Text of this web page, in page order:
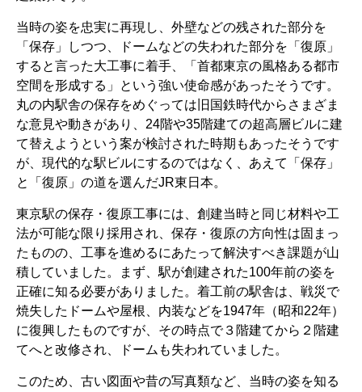
当時の姿を忠実に再現し、外壁などの残された部分を
「保存」しつつ、ドームなどの失われた部分を「復原」
すると言った大工事に着手、「首都東京の風格ある都市
空間を形成する」という強い使命感があったそうです。
丸の内駅舎の保存をめぐっては旧国鉄時代からさまざま
な意見や動きがあり、24階や35階建ての超高層ビルに建
て替えようという案が検討された時期もあったそうです
が、現代的な駅ビルにするのではなく、あえて「保存」
と「復原」の道を選んだJR東日本。
東京駅の保存・復原工事には、創建当時と同じ材料や工
法が可能な限り採用され、保存・復原の方向性は固まっ
たものの、工事を進めるにあたって解決すべき課題が山
積していました。まず、駅が創建された100年前の姿を
正確に知る必要がありました。着工前の駅舎は、戦災で
焼失したドームや屋根、内装などを1947年（昭和22年）
に復興したものですが、その時点で３階建てから２階建
てへと改修され、ドームも失われていました。
このため、古い図面や昔の写真類など、当時の姿を知る